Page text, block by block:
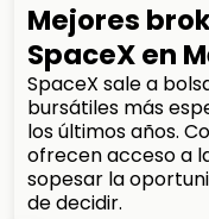
Mejores
SpaceX en
SpaceX sale a
bursátiles más
los últimos años.
ofrecen acceso a
sopesar la
de decidir.